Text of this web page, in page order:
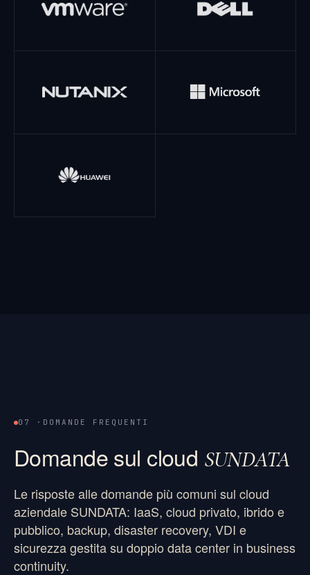
07 · DOMANDE FREQUENTI
Domande sul cloud SUNDATA
Le risposte alle domande più comuni sul cloud
aziendale SUNDATA: IaaS, cloud privato, ibrido e
pubblico, backup, disaster recovery, VDI e
sicurezza gestita su doppio data center in business
continuity.